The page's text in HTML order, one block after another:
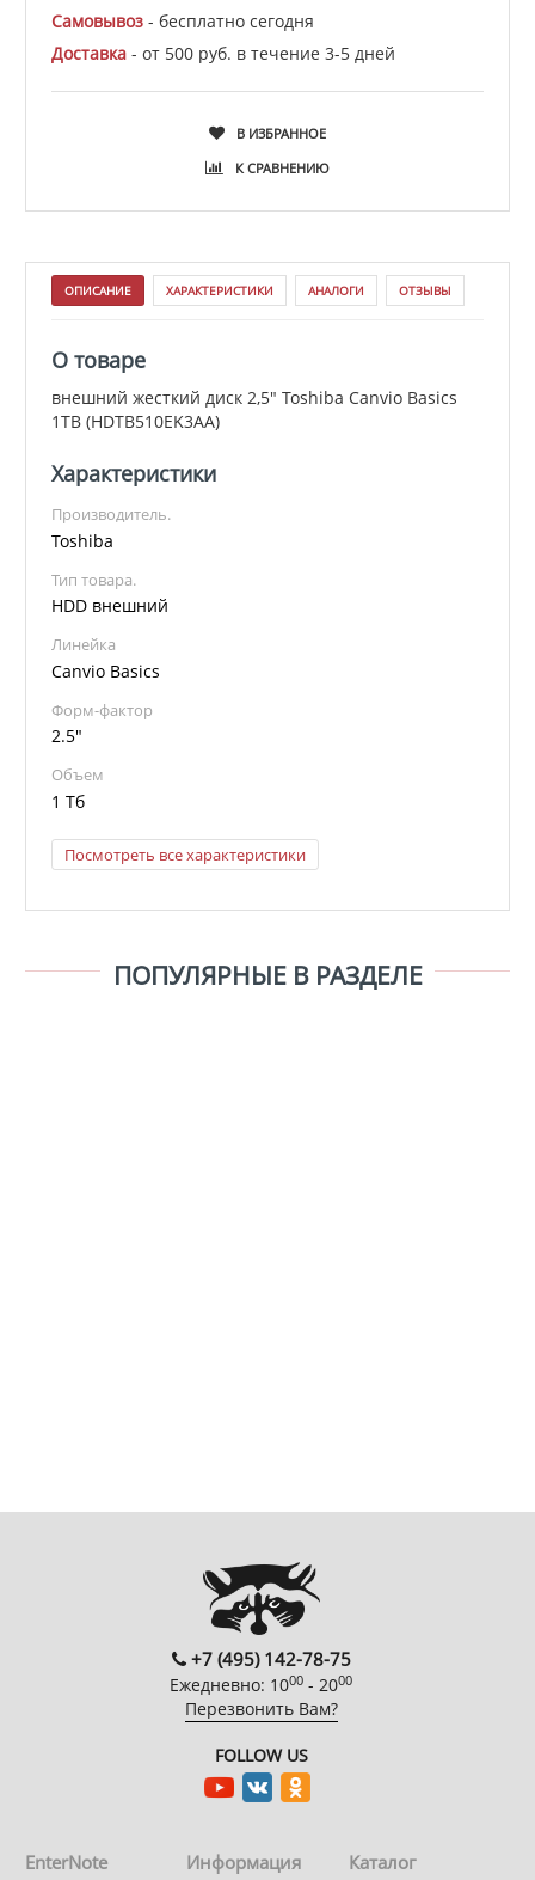
Самовывоз - бесплатно сегодня
Доставка - от 500 руб. в течение 3-5 дней
В ИЗБРАННОЕ
К СРАВНЕНИЮ
ОПИСАНИЕ ХАРАКТЕРИСТИКИ АНАЛОГИ ОТЗЫВЫ
О товаре
внешний жесткий диск 2,5" Toshiba Canvio Basics
1TB (HDTB510EK3AA)
Характеристики
Производитель.
Toshiba
Тип товара.
HDD внешний
Линейка
Canvio Basics
Форм-фактор
2.5"
Объем
1 Тб
Посмотреть все характеристики
ПОПУЛЯРНЫЕ В РАЗДЕЛЕ
+7 (495) 142-78-75
Ежедневно: 1000 - 2000
Перезвонить Вам?
FOLLOW US
EnterNote Информация Каталог